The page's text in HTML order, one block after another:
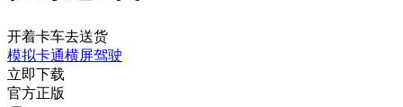
开着卡车去送货
模拟卡通横屏驾驶
立即下载
官方正版